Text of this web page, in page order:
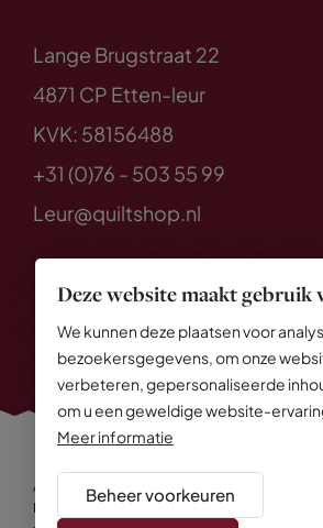
Deze website maakt gebruik
We kunnen deze plaatsen voor
bezoekersgegevens, om onze
verbeteren, gepersonaliseerde
om u een geweldige website-
Meer informatie
Beheer voorkeuren
Lange Brugstraat 22
4871 CP Etten-leur
KVK: 58156488
+31 (0)76 - 503 55 99
Leur@quiltshop.nl
Alle rechten voorbehouden
Privacy Policy Algemene voorwaarden